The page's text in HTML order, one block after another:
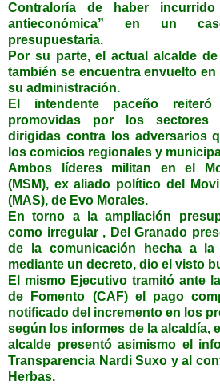
Contraloría de haber
antieconómica” en un
presupuestaria.
Por su parte, el actual alcalde
también se encuentra envuelto
su administración.
El intendente paceño
promovidas por los sectores
dirigidas contra los adversarios
los comicios regionales y
Ambos líderes militan en el
(MSM), ex aliado político del
(MAS), de Evo Morales.
En torno a la ampliación
como irregular , Del Granado
de la comunicación hecha a la
mediante un decreto, dio el visto
El mismo Ejecutivo tramitó ante
de Fomento (CAF) el pago
notificado del incremento en los
según los informes de la alcaldía,
alcalde presentó asimismo el
Transparencia Nardi Suxo y al
Herbas.